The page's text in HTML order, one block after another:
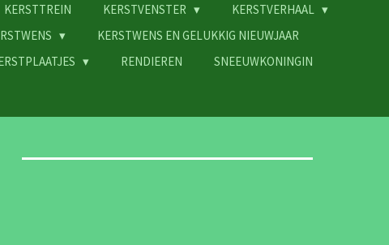
KERSTTREIN KERSTVENSTER
KERSTVERHAAL
KERSTWENS EN GELUKKIG NIEUWJAAR
RENDIEREN
SNEEUWKONINGIN